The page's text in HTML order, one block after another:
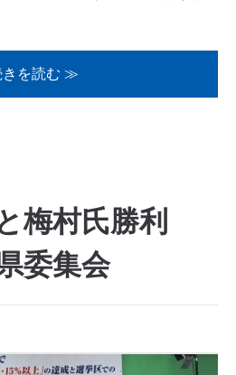
きを読む ≫
梅村氏勝利
委集会